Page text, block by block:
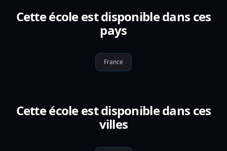
Cette école est disponible dans ces
pays
France
Cette école est disponible dans ces
villes